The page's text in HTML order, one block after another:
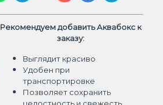
Рекомендуем добавить Аквабокс к
заказу:
Выглядит красиво
Удобен при
транспортировке
Позволяет сохранить